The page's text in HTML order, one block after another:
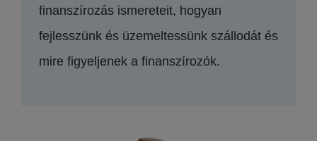
finanszírozás ismereteit, hogyan
fejlesszünk és üzemeltessünk szállodát és
mire figyeljenek a finanszírozók.